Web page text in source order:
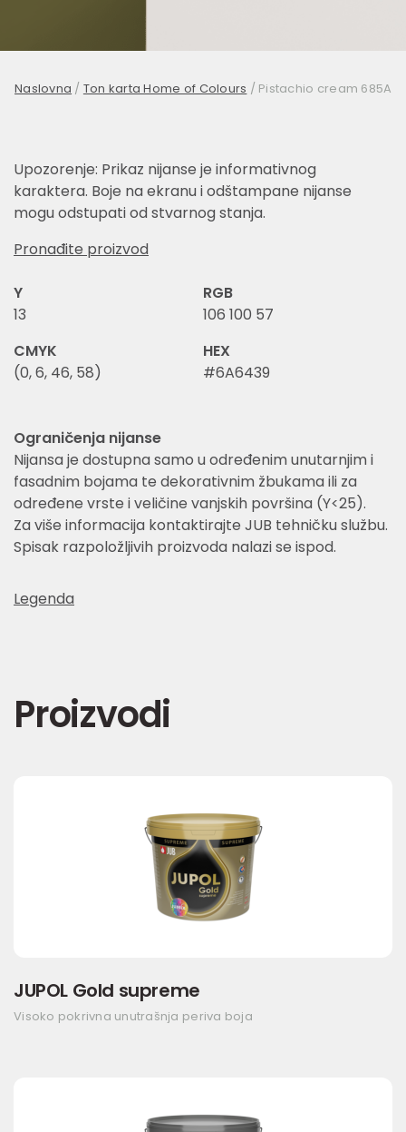
Naslovna / Ton karta Home of Colours / Pistachio cream 685A
Upozorenje: Prikaz nijanse je informativnog
karaktera. Boje na ekranu i odštampane nijanse
mogu odstupati od stvarnog stanja.
Pronađite proizvod
Y
13
RGB
106 100 57
CMYK
(0, 6, 46, 58)
HEX
#6A6439
Ograničenja nijanse
Nijansa je dostupna samo u određenim unutarnjim i
fasadnim bojama te dekorativnim žbukama ili za
određene vrste i veličine vanjskih površina (Y<25).
Za više informacija kontaktirajte JUB tehničku službu.
Spisak razpoložljivih proizvoda nalazi se ispod.
Legenda
Proizvodi
JUPOL Gold supreme
Visoko pokrivna unutrašnja periva boja